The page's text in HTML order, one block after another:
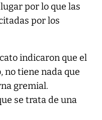
por lo que las
por los
indicaron que el
no tiene nada que
gremial.
se trata de una